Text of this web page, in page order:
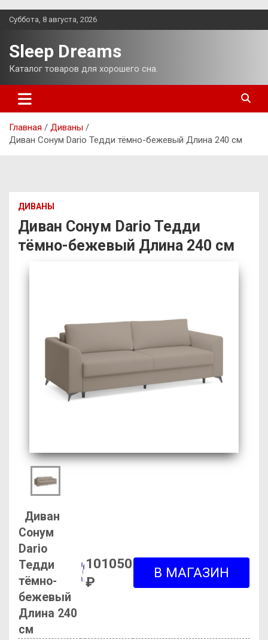
Перейти
Суббота, 8 августа, 2026
Sleep Dreams
Каталог товаров для хорошего сна.
Главная
Диваны
Диван Сонум Dario Тедди тёмно-бежевый Длина 240 см
ДИВАНЫ
Диван Сонум Dario Тедди
тёмно-бежевый Длина 240 см
Диван
Сонум
Dario
Тедди
тёмно-
бежевый
Длина 240
см
101050
₽